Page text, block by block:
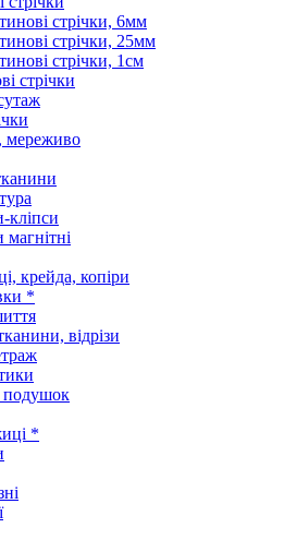
стрічки, 6мм
стрічки, 25мм
стрічки, 1см
стрічки
мереживо
кліпси
магнітні
крейда, копіри
*
відрізи
подушок
*